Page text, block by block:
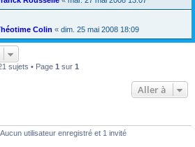
Colin « dim. 25 mai 2008 18:09
sujets • Page 1 sur 1
Aller à
utilisateur enregistré et 1 invité